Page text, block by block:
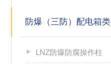
防爆（三防）配电箱类
LNZ防爆防腐操作柱